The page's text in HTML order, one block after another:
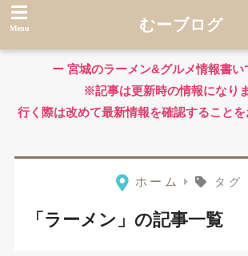
むーブログ
ー 宮城のラーメン&グルメ情報書い
※記事は更新時の情報になりま
行く際は改めて最新情報を確認することを
ホーム タグ
「ラーメン」の記事一覧